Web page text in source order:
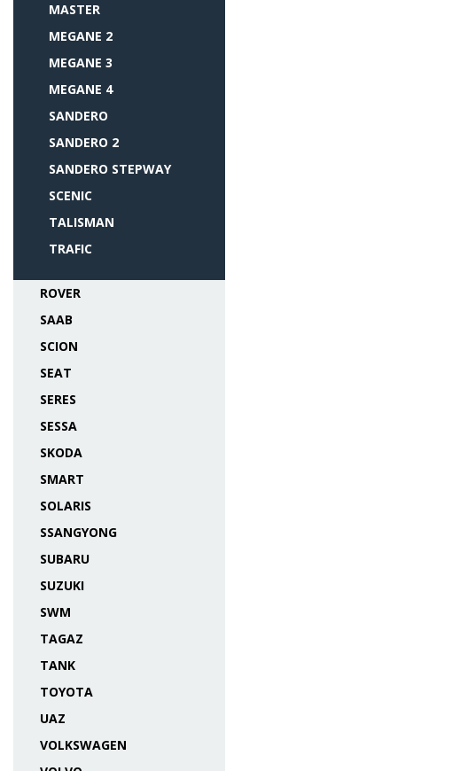
MASTER
MEGANE 2
MEGANE 3
MEGANE 4
SANDERO
SANDERO 2
SANDERO STEPWAY
SCENIC
TALISMAN
TRAFIC
ROVER
SAAB
SCION
SEAT
SERES
SESSA
SKODA
SMART
SOLARIS
SSANGYONG
SUBARU
SUZUKI
SWM
TAGAZ
TANK
TOYOTA
UAZ
VOLKSWAGEN